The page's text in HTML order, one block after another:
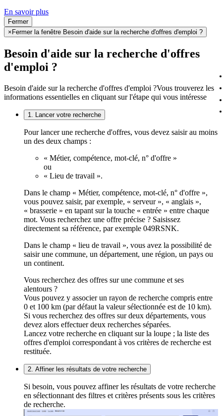
En savoir plus
Fermer
× Fermer la fenêtre Besoin d'aide sur la recherche d'offres d'emploi ?
Besoin d'aide sur la recherche d'offres
d'emploi ?
Besoin d'aide sur la recherche d'offres d'emploi ?Vous trouverez les
informations essentielles en cliquant sur l'étape qui vous intéresse
1. Lancer votre recherche
Pour lancer une recherche d'offres, vous devez saisir au moins
un des deux champs :
« Métier, compétence, mot-clé, n° d'offre »
ou
« Lieu de travail ».
Dans le champ « Métier, compétence, mot-clé, n° d'offre »,
vous pouvez saisir, par exemple, « serveur », « anglais »,
« brasserie » en tapant sur la touche « entrée » entre chaque
mot. Vous recherchez une offre précise ? Saisissez
directement sa référence, par exemple 049RSNK.
Dans le champ « lieu de travail », vous avez la possibilité de
saisir une commune, un département, une région, un pays ou
un continent.
Vous recherchez des offres sur une commune et ses
alentours ?
Vous pouvez y associer un rayon de recherche compris entre
0 et 100 km (par défaut la valeur sélectionnée est de 10 km).
Si vous recherchez des offres sur deux départements, vous
devez alors effectuer deux recherches séparées.
Lancez votre recherche en cliquant sur la loupe ; la liste des
offres d'emploi correspondant à vos critères de recherche est
restituée.
2. Affiner les résultats de votre recherche
Si besoin, vous pouvez affiner les résultats de votre recherche
en sélectionnant des filtres et critères présents sous les critères
de recherche.